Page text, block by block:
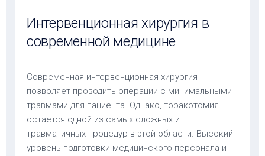
Интервенционная хирургия в
современной медицине
Современная интервенционная хирургия
позволяет проводить операции с минимальными
травмами для пациента. Однако, торакотомия
остаётся одной из самых сложных и
травматичных процедур в этой области. Высокий
уровень подготовки медицинского персонала и